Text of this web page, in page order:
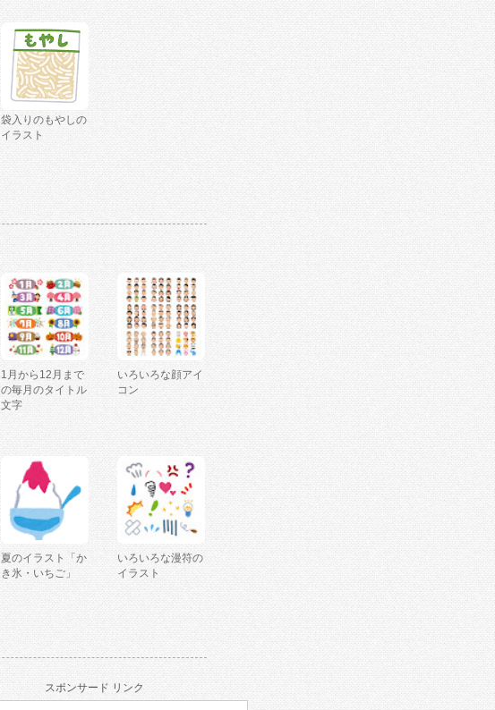
袋入りのもやしの
イラスト
1月から12月まで
の毎月のタイトル
文字
いろいろな顔アイ
コン
夏のイラスト「か
き氷・いちご」
いろいろな漫符の
イラスト
スポンサード リンク